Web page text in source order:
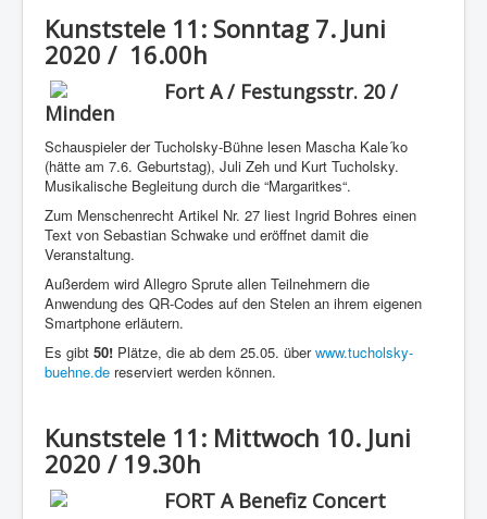
Kunststele 11: Sonntag 7. Juni
2020 / 16.00h
Fort A / Festungsstr. 20 /
Minden
Schauspieler der Tucholsky-Bühne lesen Mascha Kale´ko
(hätte am 7.6. Geburtstag), Juli Zeh und Kurt Tucholsky.
Musikalische Begleitung durch die “Margaritkes“.
Zum Menschenrecht Artikel Nr. 27 liest Ingrid Bohres einen
Text von Sebastian Schwake und eröffnet damit die
Veranstaltung.
Außerdem wird Allegro Sprute allen Teilnehmern die
Anwendung des QR-Codes auf den Stelen an ihrem eigenen
Smartphone erläutern.
Es gibt 50! Plätze, die ab dem 25.05. überwww.tucholsky-
buehne.de reserviert werden können.
Kunststele 11: Mittwoch 10. Juni
2020 / 19.30h
FORT A Benefiz Concert